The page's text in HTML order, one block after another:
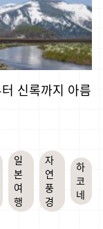
신록까지 아름
일
본
여
행
자
연
풍
경
하
코
네